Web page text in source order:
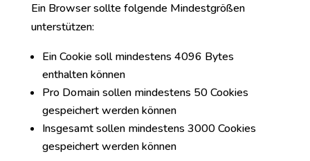
Ein Browser sollte folgende Mindestgrößen
unterstützen:
Ein Cookie soll mindestens 4096 Bytes
enthalten können
Pro Domain sollen mindestens 50 Cookies
gespeichert werden können
Insgesamt sollen mindestens 3000 Cookies
gespeichert werden können